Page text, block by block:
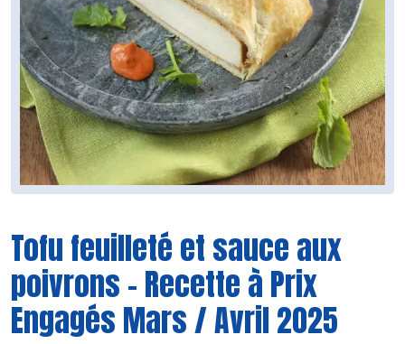
Tofu feuilleté et sauce aux
poivrons - Recette à Prix
Engagés Mars / Avril 2025